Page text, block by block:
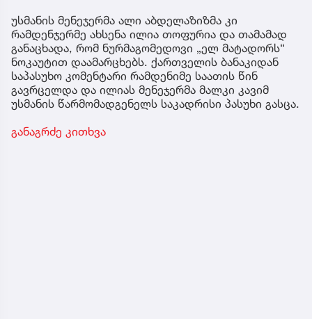
უსმანის მენეჯერმა ალი აბდელაზიზმა კი
რამდენჯერმე ახსენა ილია თოფურია და თამამად
განაცხადა, რომ ნურმაგომედოვი „ელ მატადორს“
ნოკაუტით დაამარცხებს. ქართველის ბანაკიდან
საპასუხო კომენტარი რამდენიმე საათის წინ
გავრცელდა და ილიას მენეჯერმა მალკი კავიმ
უსმანის წარმომადგენელს საკადრისი პასუხი გასცა.
განაგრძე კითხვა